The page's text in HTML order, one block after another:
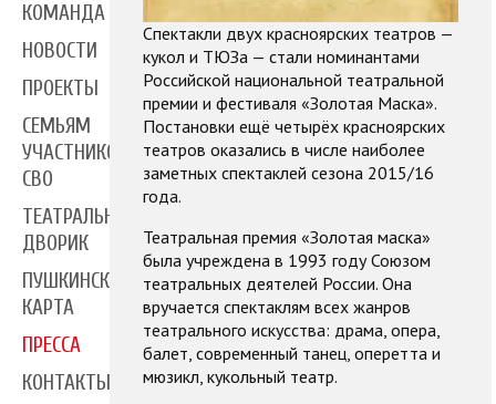
КОМАНДА
НОВОСТИ
ПРОЕКТЫ
СЕМЬЯМ
УЧАСТНИКОВ
СВО
ТЕАТРАЛЬНЫЙ
ДВОРИК
ПУШКИНСКАЯ
КАРТА
ПРЕССА
КОНТАКТЫ
Спектакли двух красноярских театров —
кукол и ТЮЗа — стали номинантами
Российской национальной театральной
премии и фестиваля «Золотая Маска».
Постановки ещё четырёх красноярских
театров оказались в числе наиболее
заметных спектаклей сезона 2015/16
года.
Театральная премия «Золотая маска»
была учреждена в 1993 году Союзом
театральных деятелей России. Она
вручается спектаклям всех жанров
театрального искусства: драма, опера,
балет, современный танец, оперетта и
мюзикл, кукольный театр.